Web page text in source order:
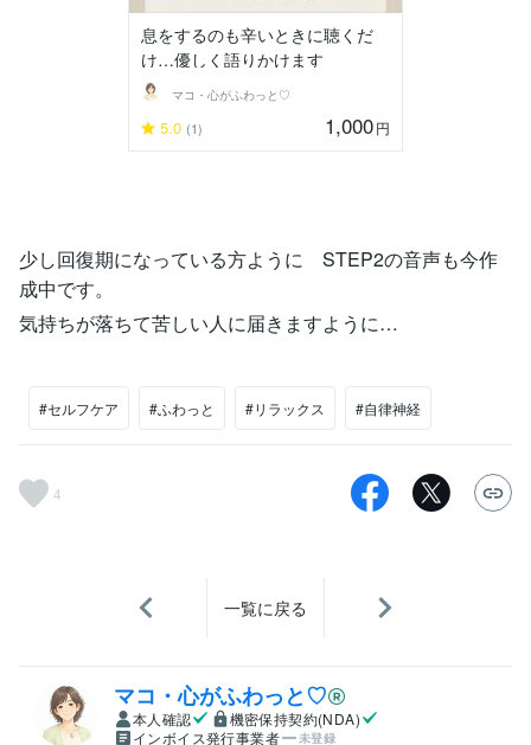
息をするのも辛いときに聴くだ
け…優しく語りかけます
マコ・心がふわっと♡
5.0 (1) 1,000円
少し回復期になっている方ように STEP2の音声も今作
成中です。
気持ちが落ちて苦しい人に届きますように…
#セルフケア #ふわっと #リラックス #自律神経
4
一覧に戻る
マコ・心がふわっと♡
本人確認
機密保持契約(NDA)
インボイス発行事業者
未登録